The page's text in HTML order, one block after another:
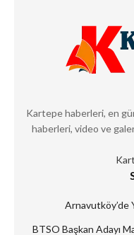
Kartepe haberleri, en
haberleri, video ve
Arnavutköy’de
BTSO Başkan Adayı